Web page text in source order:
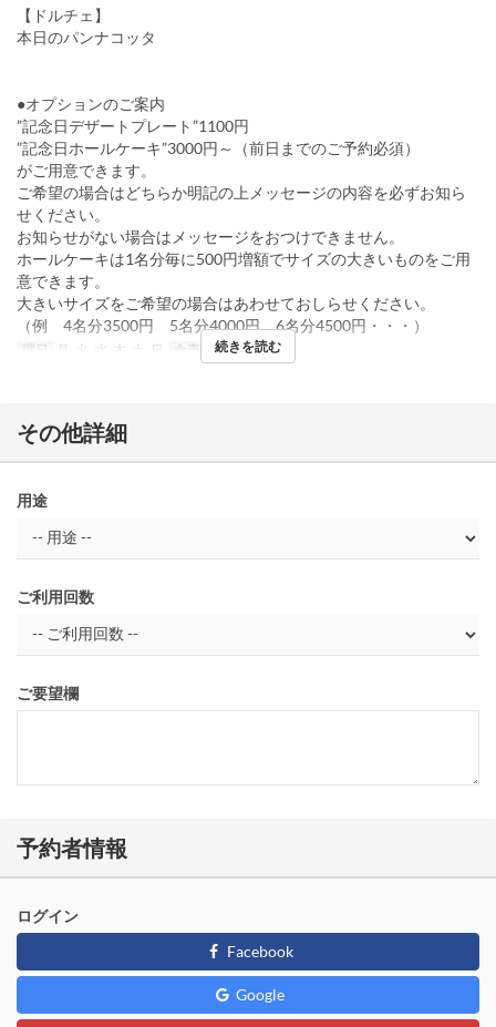
【ドルチェ】
本日のパンナコッタ
●オプションのご案内
”記念日デザートプレート”1100円
”記念日ホールケーキ”3000円～（前日までのご予約必須）
がご用意できます。
ご希望の場合はどちらか明記の上メッセージの内容を必ずお知ら
せください。
お知らせがない場合はメッセージをおつけできません。
ホールケーキは1名分毎に500円増額でサイズの大きいものをご用
意できます。
大きいサイズをご希望の場合はあわせておしらせください。
（例 4名分3500円 5名分4000円 6名分4500円・・・）
曜日 月, 火, 水, 木, 土, 日 食事時間 ディナー
続きを読む
その他詳細
用途
ご利用回数
ご要望欄
予約者情報
ログイン
Facebook
Google